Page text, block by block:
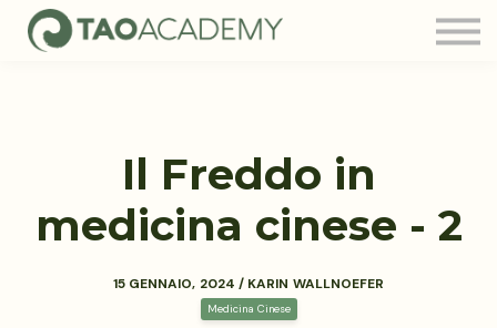
Tao Community
Login
Il Freddo in
medicina cinese - 2
15 GENNAIO, 2024 / KARIN WALLNOEFER
Medicina Cinese